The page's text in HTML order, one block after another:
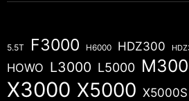
5.5T F3000 H6000 HDZ300
HOWO L3000 L5000
X3000 X5000 X5000S